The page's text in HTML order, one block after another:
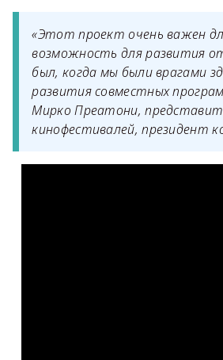
«Этот проект очень важен
возможность для развития
был, когда мы были врагами
развития совместных
Мирко Преатони,
кинофестивалей, президент